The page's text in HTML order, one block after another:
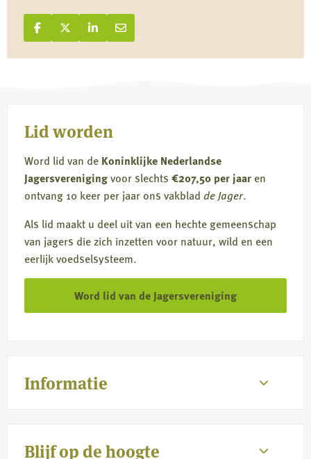
Deel op Facebook
Deel
op
Deel op X
Deel
op
Deel op LinkedIn
Deel
op
Deel via e-mail
Deel
via
Informatie
Lid worden
Word lid van de Koninklijke Nederlandse
Jagersverenigingvoor slechts €207,50 per jaar en
ontvang 10 keer per jaar ons vakblad de Jager.
Als lid maakt u deel uit van een hechte gemeenschap
van jagers die zich inzetten voor natuur, wild en een
eerlijk voedselsysteem.
Word lid van de Jagersvereniging
Blijf op de hoogte